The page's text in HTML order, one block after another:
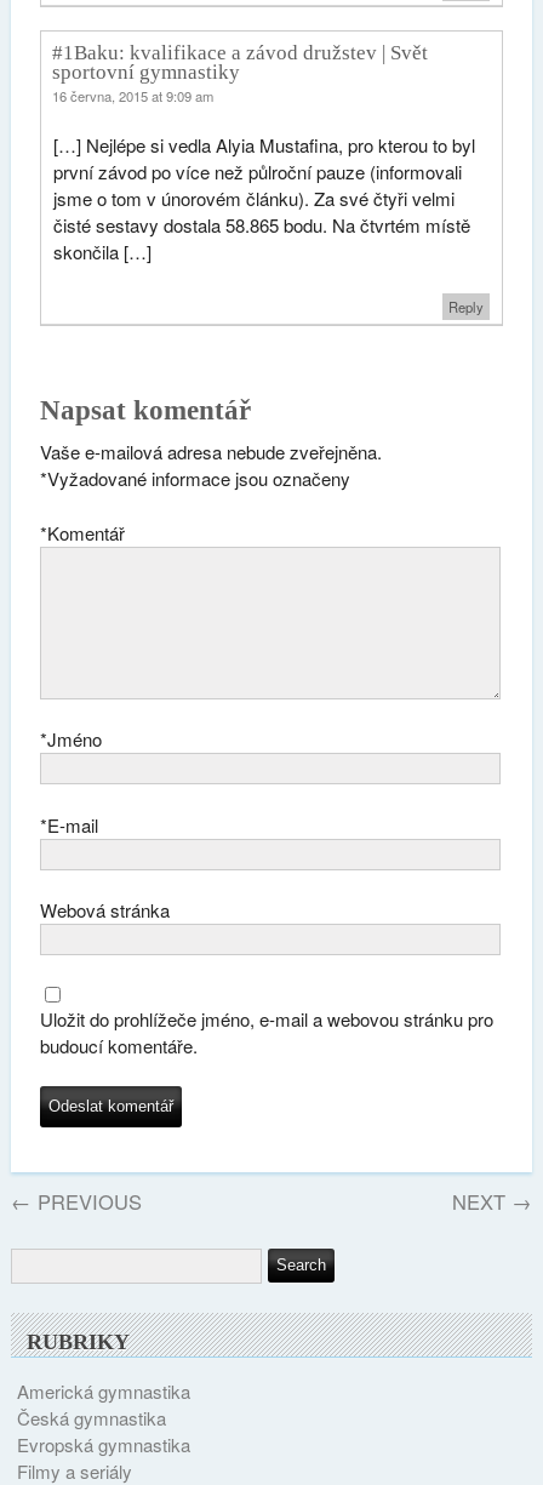
#1Baku: kvalifikace a závod družstev | Svět
sportovní gymnastiky
16 června, 2015 at 9:09 am
[…] Nejlépe si vedla Alyia Mustafina, pro kterou to byl
první závod po více než půlroční pauze (informovali
jsme o tom v únorovém článku). Za své čtyři velmi
čisté sestavy dostala 58.865 bodu. Na čtvrtém místě
skončila […]
Reply
Napsat komentář
Vaše e-mailová adresa nebude zveřejněna.
Vyžadované informace jsou označeny
*
Komentář
*
Jméno
*
E-mail
*
Webová stránka
Uložit do prohlížeče jméno, e-mail a webovou stránku pro
budoucí komentáře.
← PREVIOUS NEXT →
RUBRIKY
Americká gymnastika
Česká gymnastika
Evropská gymnastika
Filmy a seriály